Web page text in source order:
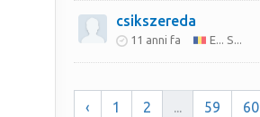
csikszereda
11 anni fa E... S...
‹ 1 2 ... 59 60